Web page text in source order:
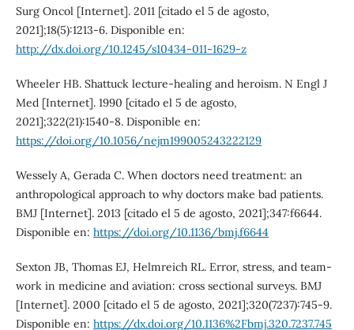
Surg Oncol [Internet]. 2011 [citado el 5 de agosto,
2021];18(5):1213-6. Disponible en:
http://dx.doi.org/10.1245/s10434-011-1629-z
Wheeler HB. Shattuck lecture-healing and heroism. N Engl J
Med [Internet]. 1990 [citado el 5 de agosto,
2021];322(21):1540-8. Disponible en:
https://doi.org/10.1056/nejm199005243222129
Wessely A, Gerada C. When doctors need treatment: an
anthropological approach to why doctors make bad patients.
BMJ [Internet]. 2013 [citado el 5 de agosto, 2021];347:f6644.
Disponible en: https://doi.org/10.1136/bmj.f6644
Sexton JB, Thomas EJ, Helmreich RL. Error, stress, and team-
work in medicine and aviation: cross sectional surveys. BMJ
[Internet]. 2000 [citado el 5 de agosto, 2021];320(7237):745-9.
Disponible en: https://dx.doi.org/10.1136%2Fbmj.320.7237.745